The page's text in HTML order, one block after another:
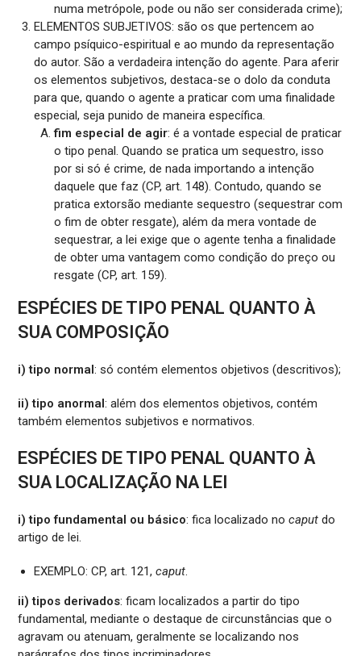
numa metrópole, pode ou não ser considerada crime);
ELEMENTOS SUBJETIVOS: são os que pertencem ao
campo psíquico-espiritual e ao mundo da representação
do autor. São a verdadeira intenção do agente. Para aferir
os elementos subjetivos, destaca-se o dolo da conduta
para que, quando o agente a praticar com uma finalidade
especial, seja punido de maneira específica.
fim especial de agir: é a vontade especial de praticar
o tipo penal. Quando se pratica um sequestro, isso
por si só é crime, de nada importando a intenção
daquele que faz (CP, art. 148). Contudo, quando se
pratica extorsão mediante sequestro (sequestrar com
o fim de obter resgate), além da mera vontade de
sequestrar, a lei exige que o agente tenha a finalidade
de obter uma vantagem como condição do preço ou
resgate (CP, art. 159).
ESPÉCIES DE TIPO PENAL QUANTO À
SUA COMPOSIÇÃO
i) tipo normal: só contém elementos objetivos (descritivos);
ii) tipo anormal: além dos elementos objetivos, contém
também elementos subjetivos e normativos.
ESPÉCIES DE TIPO PENAL QUANTO À
SUA LOCALIZAÇÃO NA LEI
i) tipo fundamental ou básico: fica localizado nocaput do
artigo de lei.
EXEMPLO: CP, art. 121,caput.
ii) tipos derivados: ficam localizados a partir do tipo
fundamental, mediante o destaque de circunstâncias que o
agravam ou atenuam, geralmente se localizando nos